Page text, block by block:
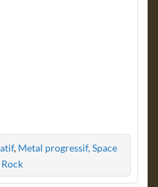
, Metal progressif, Space